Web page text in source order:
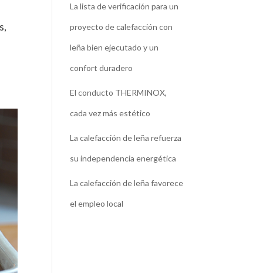
La lista de verificación para un
proyecto de calefacción con
leña bien ejecutado y un
confort duradero
El conducto THERMINOX,
cada vez más estético
La calefacción de leña refuerza
su independencia energética
La calefacción de leña favorece
el empleo local